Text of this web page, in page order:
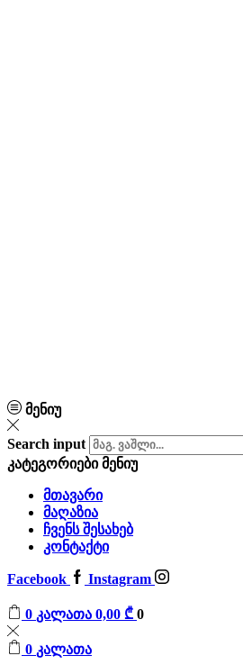
მენიუ
Search input
კატეგორიებიმენიუ
მთავარი
მაღაზია
ჩვენს შესახებ
კონტაქტი
Facebook Instagram
0 კალათა 0,00 ₾ 0
0 კალათა